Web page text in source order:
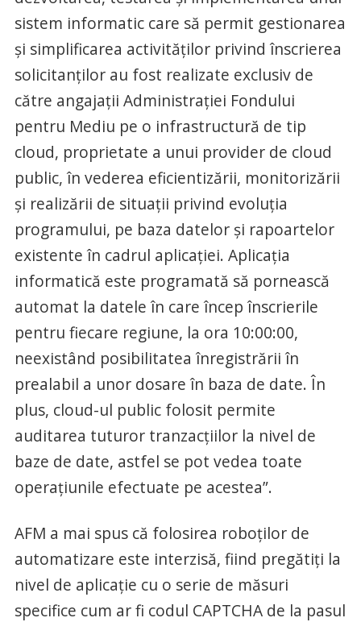
sistem informatic care să permit gestionarea
și simplificarea activităților privind înscrierea
solicitanţilor au fost realizate exclusiv de
către angajații Administrației Fondului
pentru Mediu pe o infrastructură de tip
cloud, proprietate a unui provider de cloud
public, în vederea eficientizării, monitorizării
și realizării de situații privind evoluția
programului, pe baza datelor și rapoartelor
existente în cadrul aplicației. Aplicația
informatică este programată să pornească
automat la datele în care încep înscrierile
pentru fiecare regiune, la ora 10:00:00,
neexistând posibilitatea înregistrării în
prealabil a unor dosare în baza de date. În
plus, cloud-ul public folosit permite
auditarea tuturor tranzacțiilor la nivel de
baze de date, astfel se pot vedea toate
operațiunile efectuate pe acestea”.
AFM a mai spus că folosirea roboților de
automatizare este interzisă, fiind pregătiți la
nivel de aplicație cu o serie de măsuri
specifice cum ar fi codul CAPTCHA de la pasul